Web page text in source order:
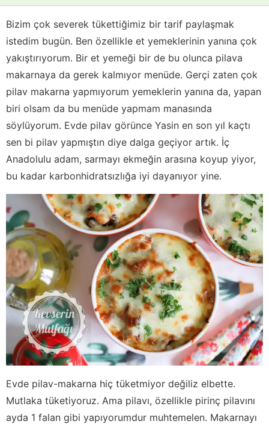
Bizim çok severek tükettiğimiz bir tarif paylaşmak
istedim bugün. Ben özellikle et yemeklerinin yanına çok
yakıştırıyorum. Bir et yemeği bir de bu olunca pilava
makarnaya da gerek kalmıyor menüde. Gerçi zaten çok
pilav makarna yapmıyorum yemeklerin yanına da, yapan
biri olsam da bu menüde yapmam manasında
söylüyorum. Evde pilav görünce Yasin en son yıl kaçtı
sen bi pilav yapmıştın diye dalga geçiyor artık. İç
Anadolulu adam, sarmayı ekmeğin arasına koyup yiyor,
bu kadar karbonhidratsızlığa iyi dayanıyor yine.
Evde pilav-makarna hiç tüketmiyor değiliz elbette.
Mutlaka tüketiyoruz. Ama pilavı, özellikle pirinç pilavını
ayda 1 falan gibi yapıyorumdur muhtemelen. Makarnayı